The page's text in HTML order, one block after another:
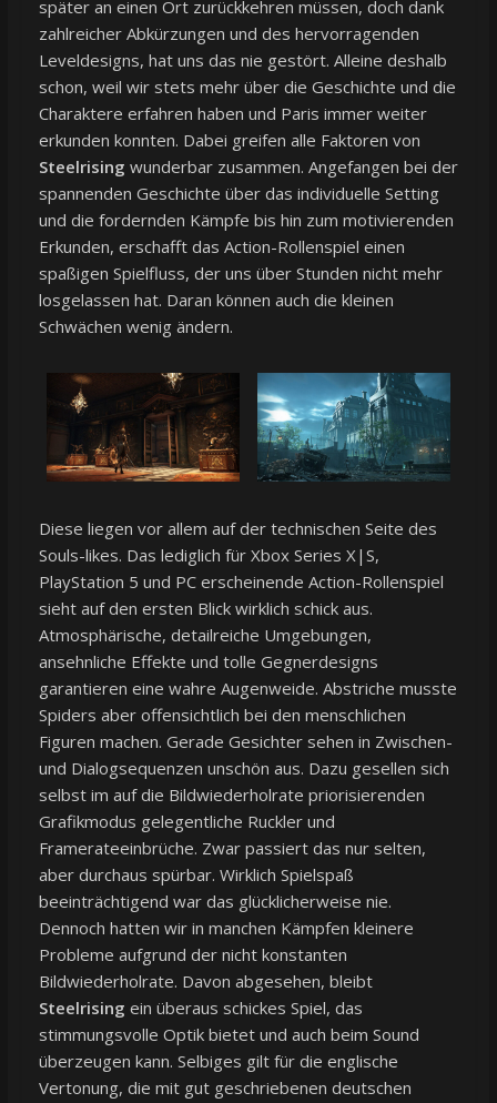
später an einen Ort zurückkehren müssen, doch dank
zahlreicher Abkürzungen und des hervorragenden
Leveldesigns, hat uns das nie gestört. Alleine deshalb
schon, weil wir stets mehr über die Geschichte und die
Charaktere erfahren haben und Paris immer weiter
erkunden konnten. Dabei greifen alle Faktoren von
Steelrising wunderbar zusammen. Angefangen bei der
spannenden Geschichte über das individuelle Setting
und die fordernden Kämpfe bis hin zum motivierenden
Erkunden, erschafft das Action-Rollenspiel einen
spaßigen Spielfluss, der uns über Stunden nicht mehr
losgelassen hat. Daran können auch die kleinen
Schwächen wenig ändern.
Diese liegen vor allem auf der technischen Seite des
Souls-likes. Das lediglich für Xbox Series X|S,
PlayStation 5 und PC erscheinende Action-Rollenspiel
sieht auf den ersten Blick wirklich schick aus.
Atmosphärische, detailreiche Umgebungen,
ansehnliche Effekte und tolle Gegnerdesigns
garantieren eine wahre Augenweide. Abstriche musste
Spiders aber offensichtlich bei den menschlichen
Figuren machen. Gerade Gesichter sehen in Zwischen-
und Dialogsequenzen unschön aus. Dazu gesellen sich
selbst im auf die Bildwiederholrate priorisierenden
Grafikmodus gelegentliche Ruckler und
Framerateeinbrüche. Zwar passiert das nur selten,
aber durchaus spürbar. Wirklich Spielspaß
beeinträchtigend war das glücklicherweise nie.
Dennoch hatten wir in manchen Kämpfen kleinere
Probleme aufgrund der nicht konstanten
Bildwiederholrate. Davon abgesehen, bleibt
Steelrising ein überaus schickes Spiel, das
stimmungsvolle Optik bietet und auch beim Sound
überzeugen kann. Selbiges gilt für die englische
Vertonung, die mit gut geschriebenen deutschen